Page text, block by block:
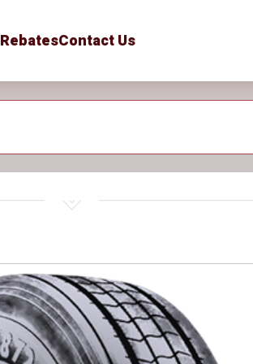
RebatesContact Us